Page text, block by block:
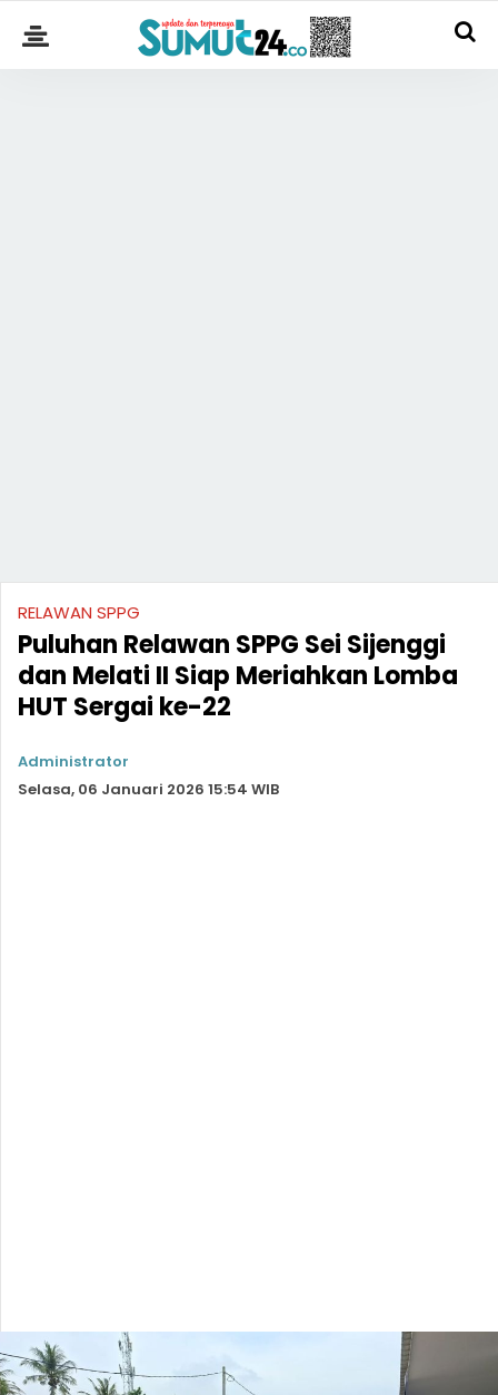
RELAWAN SPPG
Puluhan Relawan SPPG Sei Sijenggi
dan Melati II Siap Meriahkan Lomba
HUT Sergai ke-22
Administrator
Selasa, 06 Januari 2026 15:54 WIB